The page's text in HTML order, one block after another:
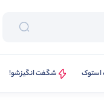
استوک شگفت انگیزشو!